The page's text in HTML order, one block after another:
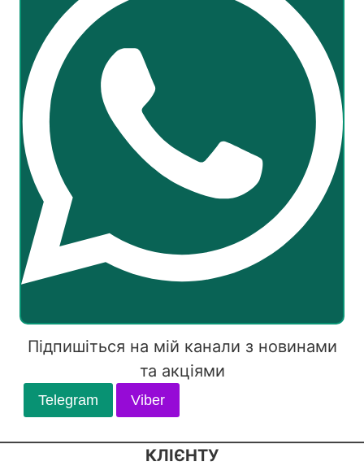
Підпишіться на мій канали з новинами
та акціями
Telegram Viber
КЛІЄНТУ